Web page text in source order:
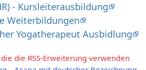
- Kursleiterausbildung
Weiterbildungen
Yogatherapeut Ausbidlung
die RSS-Erweiterung verwenden